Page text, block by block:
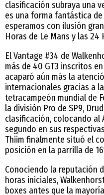
clasificación subraya una
es una forma fantástica
esperamos con ilusión
Horas de Le Mans y las 24
El Vantage #34 de
más de 40 GT3 inscritos
acaparó aún más la
internacionales gracias a
tetracampeón mundial de
la división Pro de SP9,
clasificación, colocando al
segundo en sus
Thiim finalmente situó el
posición en la parrilla de
Conociendo la reputación
horas iniciales,
boxes antes que la